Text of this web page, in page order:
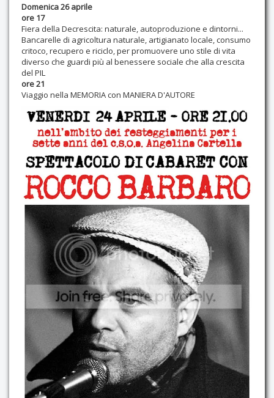
Domenica 26 aprile
ore 17
Fiera della Decrescita: naturale, autoproduzione e dintorni...
Bancarelle di agricoltura naturale, artigianato locale, consumo
critoco, recupero e riciclo, per promuovere uno stile di vita
diverso che guardi più al benessere sociale che alla crescita
del PIL
ore 21
Viaggio nella MEMORIA con MANIERA D'AUTORE